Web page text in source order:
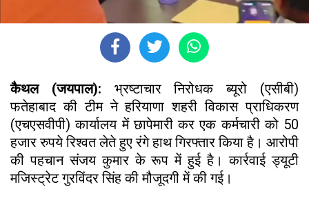
कैथल (जयपाल): भ्रष्टाचार निरोधक ब्यूरो (एसीबी)
फतेहाबाद की टीम ने हरियाणा शहरी विकास प्राधिकरण
(एचएसवीपी) कार्यालय में छापेमारी कर एक कर्मचारी को 50
हजार रुपये रिश्वत लेते हुए रंगे हाथ गिरफ्तार किया है। आरोपी
की पहचान संजय कुमार के रूप में हुई है। कार्रवाई ड्यूटी
मजिस्ट्रेट गुरविंदर सिंह की मौजूदगी में की गई।